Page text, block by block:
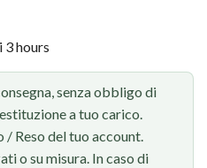
3 hours
senza obbligo di
a tuo carico.
/ Reso del tuo account.
o su misura. In caso di